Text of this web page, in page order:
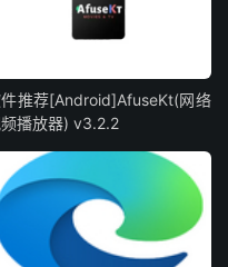
推荐[Android]AfuseKt(网络
播放器) v3.2.2